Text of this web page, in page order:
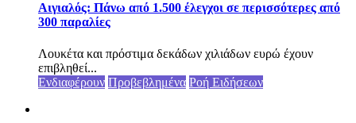
Αιγιαλός: Πάνω από 1.500 έλεγχοι σε περισσότερες από
300 παραλίες
Λουκέτα και πρόστιμα δεκάδων χιλιάδων ευρώ έχουν
επιβληθεί...
Ενδιαφέρουν Προβεβλημένα Ροή Ειδήσεων